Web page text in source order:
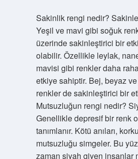
Sakinlik rengi nedir?
Yeşil ve mavi gibi soğuk
üzerinde sakinleştirici bir
olabilir. Özellikle leylak,
mavisi gibi renkler daha
etkiye sahiptir. Bej, beyaz
renkler de sakinleştirici bir
Mutsuzluğun rengi nedir?
Genellikle depresif bir renk
tanımlanır. Kötü anıları,
mutsuzluğu simgeler. Bu
zaman siyah giyen insanlar